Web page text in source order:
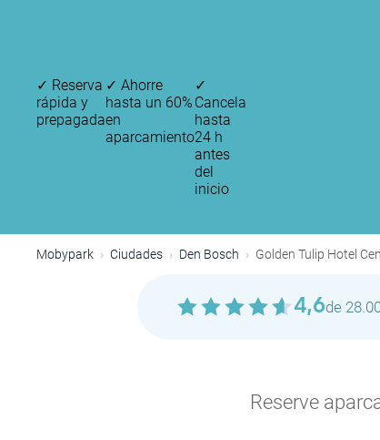
✓ Reserva
rápida y
prepagada
✓ Ahorre
hasta un 60%
en
aparcamiento
✓
Cancela
hasta
24 h
antes
del
inicio
Mobypark Ciudades Den Bosch Golden Tulip Hotel
4,6de
Reserve